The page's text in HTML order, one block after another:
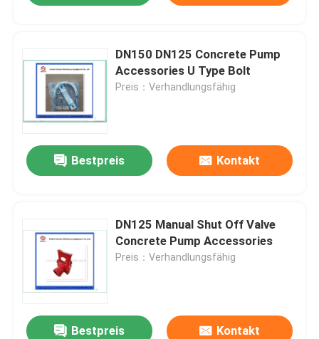
DN150 DN125 Concrete Pump
Accessories U Type Bolt
Preis：Verhandlungsfähig
Bestpreis Kontakt
DN125 Manual Shut Off Valve
Concrete Pump Accessories
Preis：Verhandlungsfähig
Bestpreis Kontakt